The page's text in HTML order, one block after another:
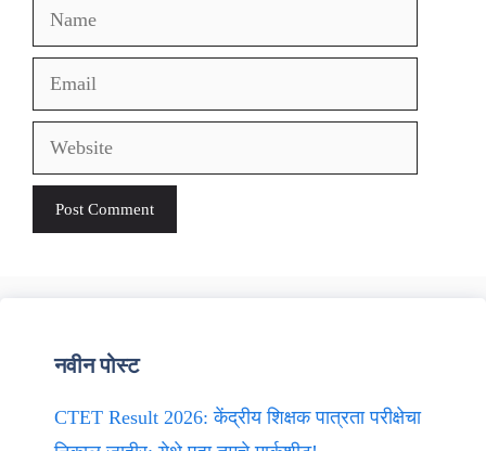
Name
Email
Website
नवीन पोस्ट
CTET Result 2026: केंद्रीय शिक्षक पात्रता परीक्षेचा